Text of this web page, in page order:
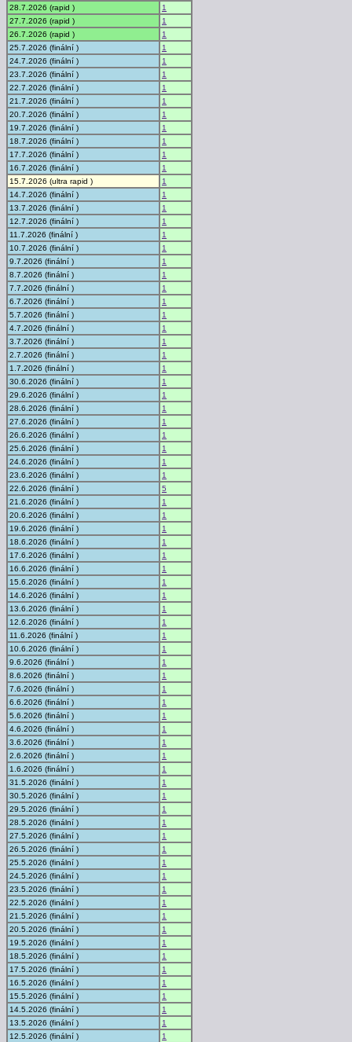
28.7.2026 (rapid )
1
27.7.2026 (rapid )
1
26.7.2026 (rapid )
1
25.7.2026 (finální )
1
24.7.2026 (finální )
1
23.7.2026 (finální )
1
22.7.2026 (finální )
1
21.7.2026 (finální )
1
20.7.2026 (finální )
1
19.7.2026 (finální )
1
18.7.2026 (finální )
1
17.7.2026 (finální )
1
16.7.2026 (finální )
1
15.7.2026 (ultra rapid )
1
14.7.2026 (finální )
1
13.7.2026 (finální )
1
12.7.2026 (finální )
1
11.7.2026 (finální )
1
10.7.2026 (finální )
1
9.7.2026 (finální )
1
8.7.2026 (finální )
1
7.7.2026 (finální )
1
6.7.2026 (finální )
1
5.7.2026 (finální )
1
4.7.2026 (finální )
1
3.7.2026 (finální )
1
2.7.2026 (finální )
1
1.7.2026 (finální )
1
30.6.2026 (finální )
1
29.6.2026 (finální )
1
28.6.2026 (finální )
1
27.6.2026 (finální )
1
26.6.2026 (finální )
1
25.6.2026 (finální )
1
24.6.2026 (finální )
1
23.6.2026 (finální )
1
22.6.2026 (finální )
5
21.6.2026 (finální )
1
20.6.2026 (finální )
1
19.6.2026 (finální )
1
18.6.2026 (finální )
1
17.6.2026 (finální )
1
16.6.2026 (finální )
1
15.6.2026 (finální )
1
14.6.2026 (finální )
1
13.6.2026 (finální )
1
12.6.2026 (finální )
1
11.6.2026 (finální )
1
10.6.2026 (finální )
1
9.6.2026 (finální )
1
8.6.2026 (finální )
1
7.6.2026 (finální )
1
6.6.2026 (finální )
1
5.6.2026 (finální )
1
4.6.2026 (finální )
1
3.6.2026 (finální )
1
2.6.2026 (finální )
1
1.6.2026 (finální )
1
31.5.2026 (finální )
1
30.5.2026 (finální )
1
29.5.2026 (finální )
1
28.5.2026 (finální )
1
27.5.2026 (finální )
1
26.5.2026 (finální )
1
25.5.2026 (finální )
1
24.5.2026 (finální )
1
23.5.2026 (finální )
1
22.5.2026 (finální )
1
21.5.2026 (finální )
1
20.5.2026 (finální )
1
19.5.2026 (finální )
1
18.5.2026 (finální )
1
17.5.2026 (finální )
1
16.5.2026 (finální )
1
15.5.2026 (finální )
1
14.5.2026 (finální )
1
13.5.2026 (finální )
1
12.5.2026 (finální )
1